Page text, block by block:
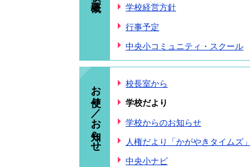
学校経営方針
行事予定
中央小コミュニティ・スクール
お便り／お知らせ 校長室から
学校だより
学校からのお知らせ
人権だより「かがやきタイムズ」
中央小ナビ